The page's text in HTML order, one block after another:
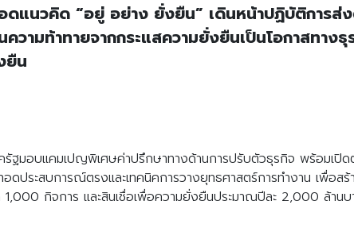
แนวคิด “อยู่ อย่าง ยั่งยืน” เดินหน้าปฏิบัติการส่
วามท้าทายจากกระแสความยั่งยืนเป็นโอกาสทา
ยืน
ฐมอบแคมเปญพิเศษค่าปรึกษาทางด้านการปรับตัวธุรกิจ พร้อมเปิ
ประสบการณ์ตรงและเทคนิคการวางยุทธศาสตร์การทำงาน เพื่อสร้
กิจการ และสินเชื่อเพื่อความยั่งยืนประมาณปีละ 2,000 ล้านบ